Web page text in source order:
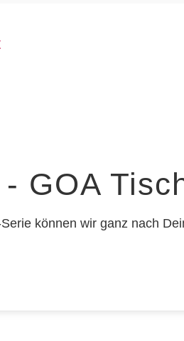
GOA
können wir ganz nach